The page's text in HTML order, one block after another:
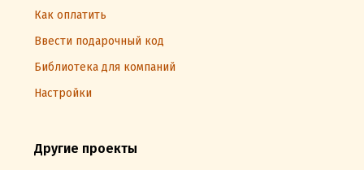
Как оплатить
Ввести подарочный код
Библиотека для компаний
Настройки
Другие проекты